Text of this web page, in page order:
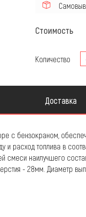
Стоимость
Количество
Доставка
с бензокраном,
расход топлива в
смеси наилучшего
- 28мм. Диаметр